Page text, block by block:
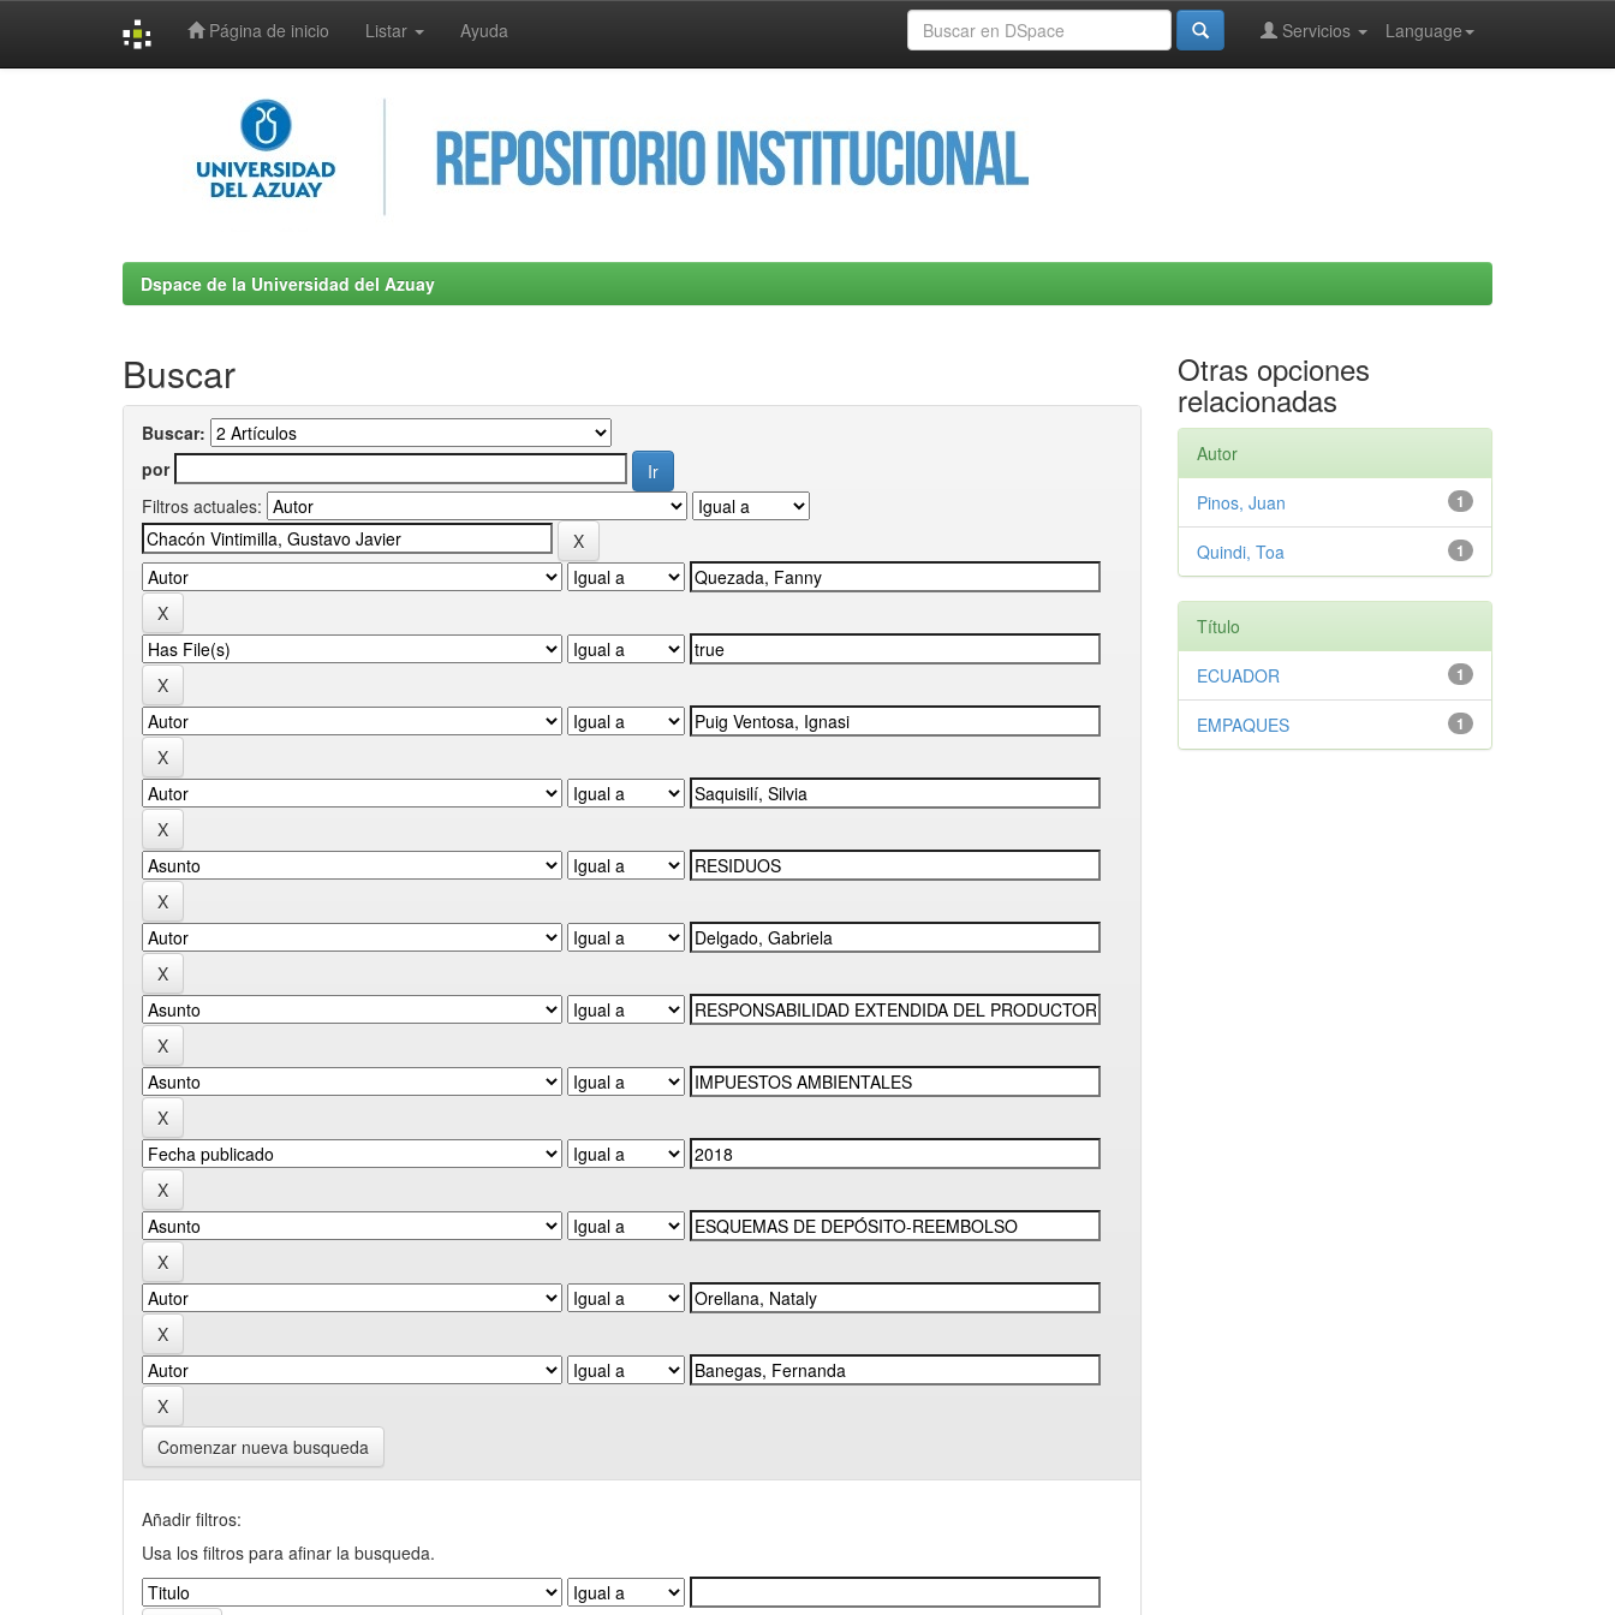
Página de inicio Listar Ayuda Language
Servicios
Dspace de la Universidad del Azuay
Buscar
Buscar:
por
Filtros actuales:
Comenzar nueva busqueda
Añadir filtros:
Usa los filtros para afinar la busqueda.
Otras opciones
relacionadas
Autor
1
Pinos, Juan
1
Quindi, Toa
Título
1
ECUADOR
1
EMPAQUES